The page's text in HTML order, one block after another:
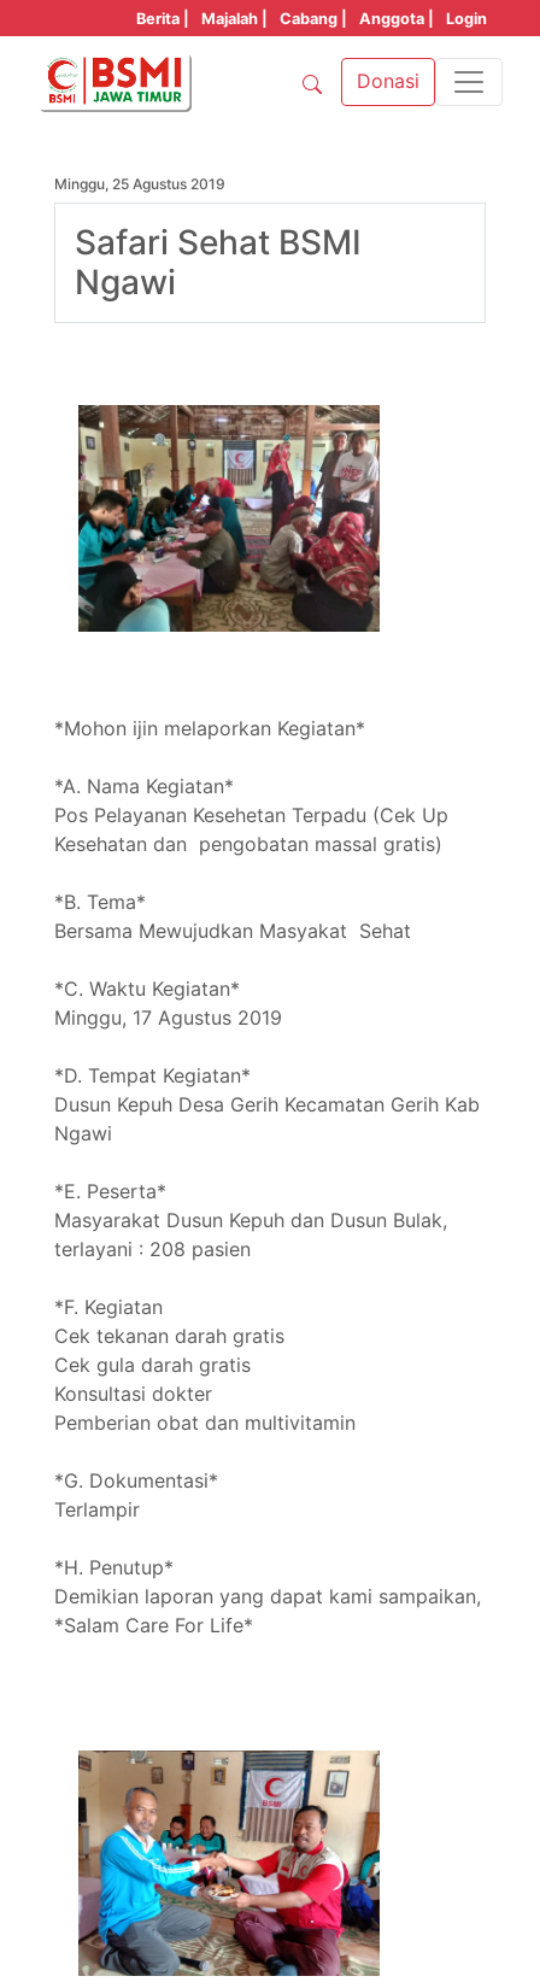
Berita | Majalah | Cabang | Anggota | Login
Donasi
Minggu, 25 Agustus 2019
Safari Sehat BSMI
Ngawi
*Mohon ijin melaporkan Kegiatan*
*A. Nama Kegiatan*
Pos Pelayanan Kesehetan Terpadu (Cek Up
Kesehatan dan pengobatan massal gratis)
*B. Tema*
Bersama Mewujudkan Masyakat Sehat
*C. Waktu Kegiatan*
Minggu, 17 Agustus 2019
*D. Tempat Kegiatan*
Dusun Kepuh Desa Gerih Kecamatan Gerih Kab
Ngawi
*E. Peserta*
Masyarakat Dusun Kepuh dan Dusun Bulak,
terlayani : 208 pasien
*F. Kegiatan
Cek tekanan darah gratis
Cek gula darah gratis
Konsultasi dokter
Pemberian obat dan multivitamin
*G. Dokumentasi*
Terlampir
*H. Penutup*
Demikian laporan yang dapat kami sampaikan,
*Salam Care For Life*